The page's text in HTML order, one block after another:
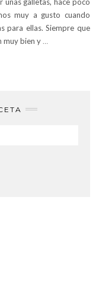
muy a gusto cuando
para ellas. Siempre que
muy bien y …